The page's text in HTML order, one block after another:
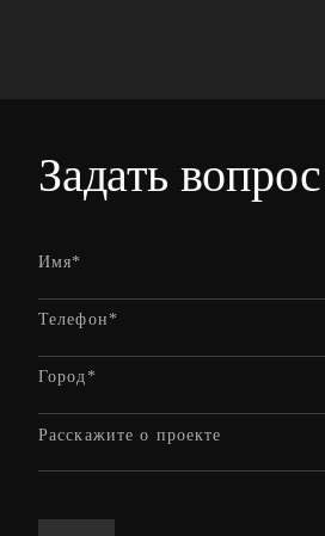
Задать вопрос